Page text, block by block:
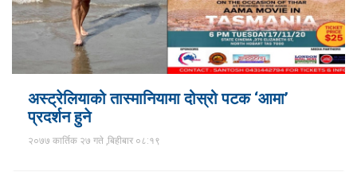
अस्ट्रेलियाको तास्मानियामा दोस्रो पटक ‘आमा’
प्रदर्शन हुने
२०७७ कार्तिक २७ गते ,बिहीबार ०८:१९